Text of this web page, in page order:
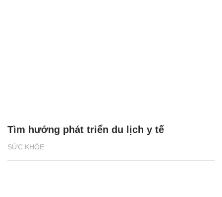
SỨC KHỎE
Tìm hướng phát triển du lịch y tế